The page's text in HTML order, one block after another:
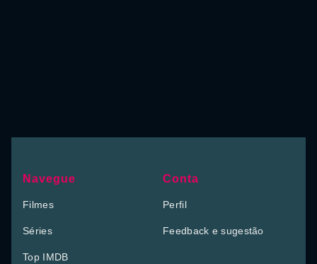
Navegue
Filmes
Séries
Top IMDB
Conta
Perfil
Feedback e sugestão